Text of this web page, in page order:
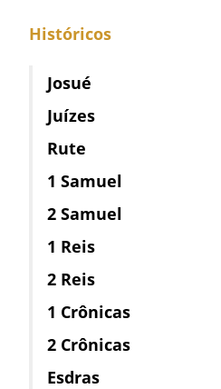
Históricos
Josué
Juízes
Rute
1 Samuel
2 Samuel
1 Reis
2 Reis
1 Crônicas
2 Crônicas
Esdras